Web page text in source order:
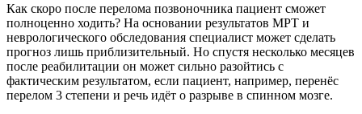
Как скоро после перелома позвоночника пациент сможет
полноценно ходить? На основании результатов МРТ и
неврологического обследования специалист может сделать
прогноз лишь приблизительный. Но спустя несколько месяцев
после реабилитации он может сильно разойтись с
фактическим результатом, если пациент, например, перенёс
перелом 3 степени и речь идёт о разрыве в спинном мозге.